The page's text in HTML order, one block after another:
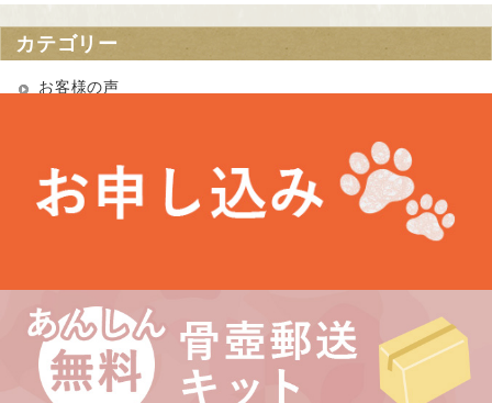
カテゴリー
お客様の声
最近の投稿
埼玉県 Kさま（あかりちゃん・きなりちゃん）
千葉県 Uさま（エルフちゃん・ソルシエールちゃん）
愛知県 Kさま（Litoちゃん）
東京都 Aさま（ミンスちゃん）